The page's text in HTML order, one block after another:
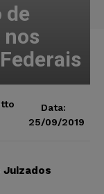
de
Data:
25/09/2019
Juizados